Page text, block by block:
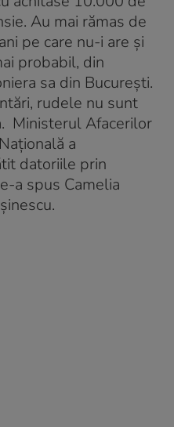
Au mai rămas de
pe care nu-i are și
probabil, din
sa din București.
rudele nu sunt
Ministerul Afacerilor
a
datoriile prin
a spus Camelia